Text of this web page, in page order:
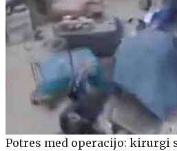
Potres med operacijo: kirurgi